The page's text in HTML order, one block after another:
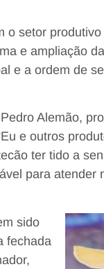
o setor
e ampliação
e a ordem de
Alemão,
e outros
ter tido a
para atender
sido
fechada